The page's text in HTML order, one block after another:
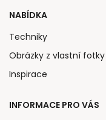
NABÍDKA
Techniky
Obrázky z vlastní fotky
Inspirace
INFORMACE PRO VÁS